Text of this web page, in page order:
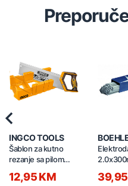
INGCO TOOLS
Šablon za kutno
rezanje sa pilom
HMBSB30062
12,95 KM